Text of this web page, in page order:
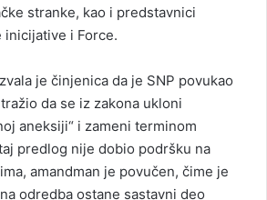
stranke, kao i predstavnici
inicijative i Force.
je činjenica da je SNP povukao
da se iz zakona ukloni
aneksiji“ i zameni terminom
predlog nije dobio podršku na
amandman je povučen, čime je
odredba ostane sastavni deo